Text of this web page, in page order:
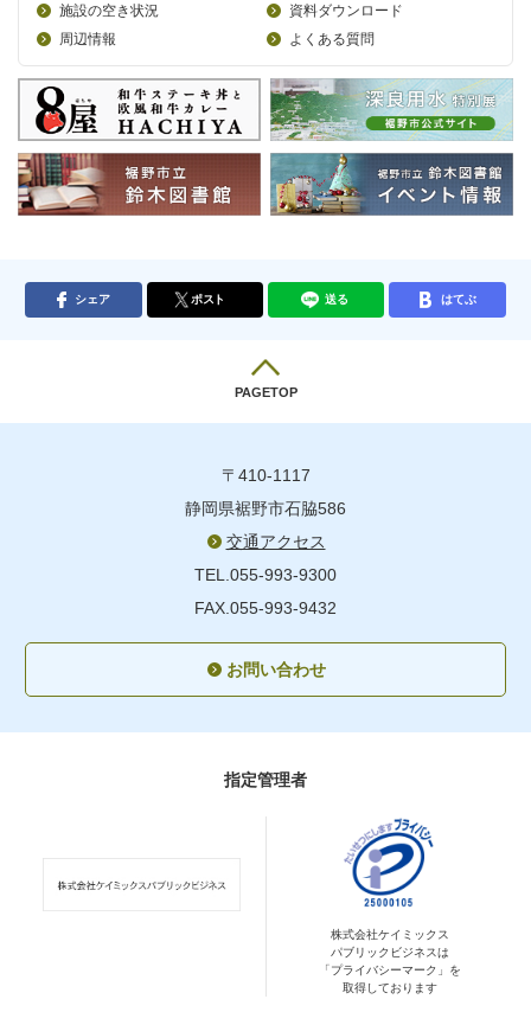
施設の空き状況
資料ダウンロード
周辺情報
よくある質問
シェア ポスト 送る はてぶ
PAGETOP
〒410-1117
静岡県裾野市石脇586
交通アクセス
TEL.055-993-9300
FAX.055-993-9432
お問い合わせ
指定管理者
株式会社ケイミックス
パブリックビジネスは
「プライバシーマーク」を
取得しております